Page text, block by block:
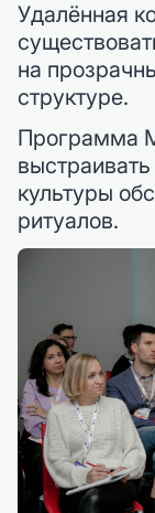
Удалённая
на
структуре.
Программа
культуры
ритуалов.